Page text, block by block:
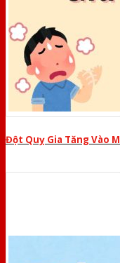
Đột Quỵ Gia Tăng Vào